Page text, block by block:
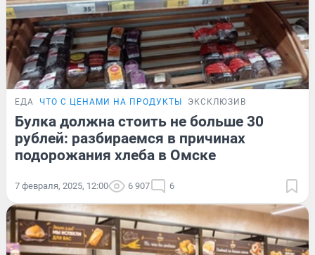
ЕДА ЧТО С ЦЕНАМИ НА ПРОДУКТЫ ЭКСКЛЮЗИВ
Булка должна стоить не больше 30
рублей: разбираемся в причинах
подорожания хлеба в Омске
7 февраля, 2025, 12:00 6 907 6